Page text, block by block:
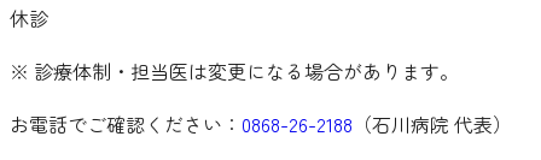
休診
※ 診療体制・担当医は変更になる場合があります。
お電話でご確認ください： 0868-26-2188 （石川病院 代表）